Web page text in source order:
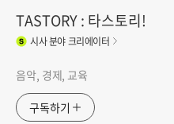
TASTORY : 타스토리!
시사분야 크리에이터
음악, 경제, 교육
구독하기